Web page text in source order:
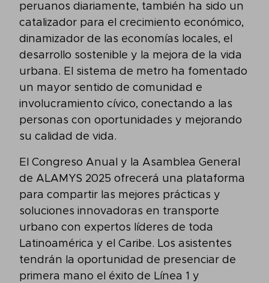
peruanos diariamente, también ha sido un
catalizador para el crecimiento económico,
dinamizador de las economías locales, el
desarrollo sostenible y la mejora de la vida
urbana. El sistema de metro ha fomentado
un mayor sentido de comunidad e
involucramiento cívico, conectando a las
personas con oportunidades y mejorando
su calidad de vida.
El Congreso Anual y la Asamblea General
de ALAMYS 2025 ofrecerá una plataforma
para compartir las mejores prácticas y
soluciones innovadoras en transporte
urbano con expertos líderes de toda
Latinoamérica y el Caribe. Los asistentes
tendrán la oportunidad de presenciar de
primera mano el éxito de Línea 1 y